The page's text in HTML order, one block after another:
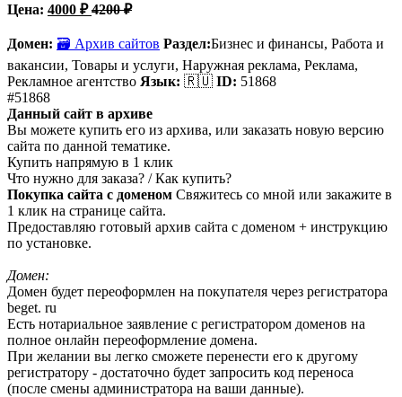
Цена: 4000 ₽ 4200₽
Домен: 🗃 Архив сайтов Раздел:Бизнес и финансы, Работа и
вакансии, Товары и услуги, Наружная реклама, Реклама,
Рекламное агентство Язык: 🇷🇺 ID: 51868
#51868
Данный сайт в архиве
Вы можете купить его из архива, или заказать новую версию
сайта по данной тематике.
Купить напрямую в 1 клик
Что нужно для заказа? / Как купить?
Покупка сайта с доменом Свяжитесь со мной или закажите в
1 клик на странице сайта.
Предоставляю готовый архив сайта с доменом + инструкцию
по установке.
Домен:
Домен будет переоформлен на покупателя через регистратора
beget. ru
Есть нотариальное заявление с регистратором доменов на
полное онлайн переоформление домена.
При желании вы легко сможете перенести его к другому
регистратору - достаточно будет запросить код переноса
(после смены администратора на ваши данные).